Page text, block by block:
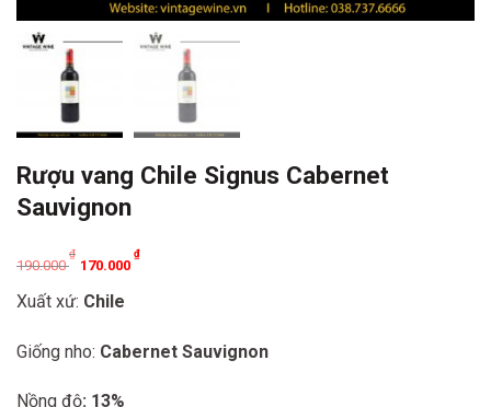
Rượu vang Chile Signus Cabernet
Sauvignon
190.000
₫
Original
price
was:
190.000 ₫.
170.000
₫
Current
price
is:
170.000 ₫.
Xuất xứ: Chile
Giống nho: Cabernet Sauvignon
Nồng độ: 13%